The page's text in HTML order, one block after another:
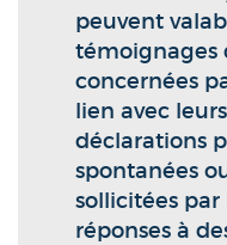
peuvent
témoignages
concernées
lien avec
déclarations
spontanées
sollicitées par
réponses à